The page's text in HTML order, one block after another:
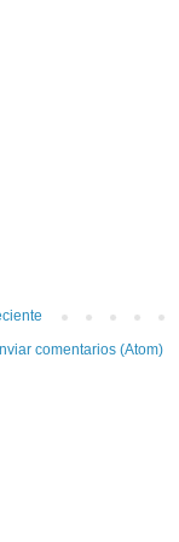
comentarios (Atom)